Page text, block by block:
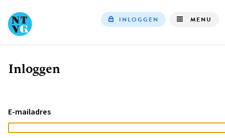
INLOGGEN MENU
Kruimelpad
Inloggen
E-mailadres